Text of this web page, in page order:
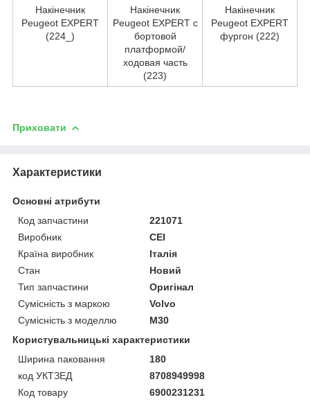
Накінечник
Peugeot EXPERT
(224_)
Накінечник
Peugeot EXPERT c
бортовой
платформой/
ходовая часть
(223)
Накінечник
Peugeot EXPERT
фургон (222)
Приховати
Характеристики
Основні атрибути
Код запчастини
221071
Виробник
CEI
Країна виробник
Італія
Стан
Новий
Тип запчастини
Оригінал
Сумісність з маркою
Volvo
Сумісність з моделлю
M30
Користувальницькі характеристики
Ширина паковання
180
код УКТЗЕД
8708949998
Код товару
6900231231